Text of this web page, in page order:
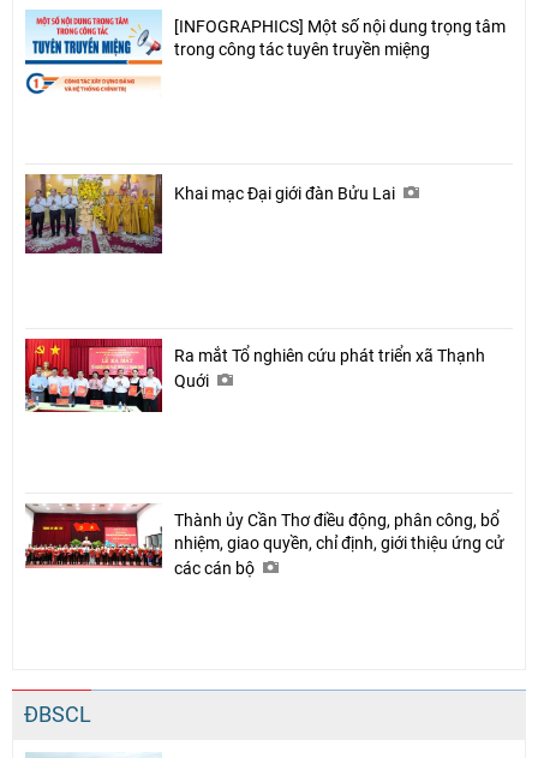
[INFOGRAPHICS] Một số nội dung trọng tâm
trong công tác tuyên truyền miệng
Khai mạc Đại giới đàn Bửu Lai
Ra mắt Tổ nghiên cứu phát triển xã Thạnh
Quới
Thành ủy Cần Thơ điều động, phân công, bổ
nhiệm, giao quyền, chỉ định, giới thiệu ứng cử
các cán bộ
ĐBSCL